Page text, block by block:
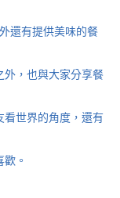
還有提供美味的餐
外，也與大家分享餐
看世界的角度，還有
。